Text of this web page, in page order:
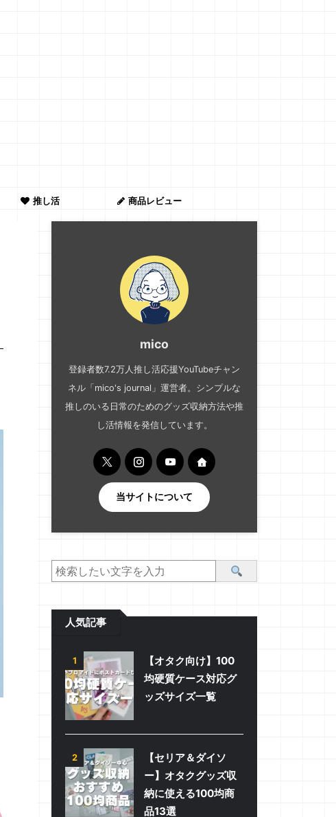
推し活 商品レビュー
mico
登録者数7.2万人推し活応援YouTubeチャン
ネル「mico's journal」運営者。シンプルな
推しのいる日常のためのグッズ収納方法や推
し活情報を発信しています。
当サイトについて
人気記事
1
【オタク向け】100
均硬質ケース対応グ
ッズサイズ一覧
2
【セリア＆ダイソ
ー】オタクグッズ収
納に使える100均商
品13選